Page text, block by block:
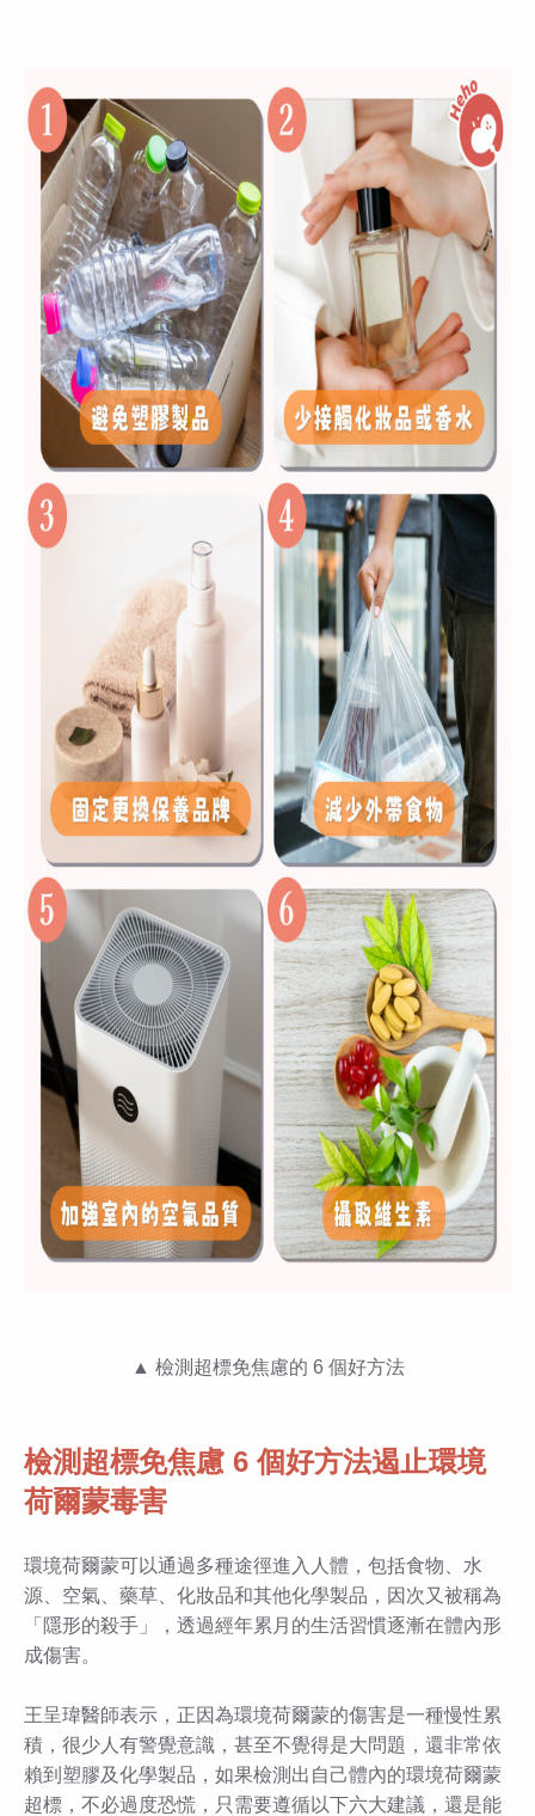
▲ 檢測超標免焦慮的 6 個好方法
檢測超標免焦慮 6 個好方法遏止環境
荷爾蒙毒害
環境荷爾蒙可以通過多種途徑進入人體，包括食物、水
源、空氣、藥草、化妝品和其他化學製品，因次又被稱為
「隱形的殺手」，透過經年累月的生活習慣逐漸在體內形
成傷害。
王呈瑋醫師表示，正因為環境荷爾蒙的傷害是一種慢性累
積，很少人有警覺意識，甚至不覺得是大問題，還非常依
賴到塑膠及化學製品，如果檢測出自己體內的環境荷爾蒙
超標，不必過度恐慌，只需要遵循以下六大建議，還是能